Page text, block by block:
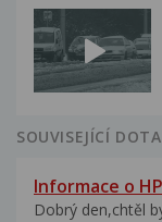
SOUVISEJÍCÍ
Informace o
Dobrý den,chtěl